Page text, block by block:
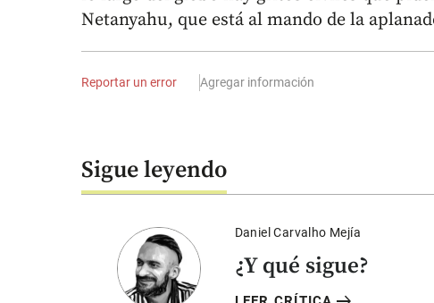
Netanyahu, que está al mando de la
Reportar un error Agregar información
Sigue leyendo
Daniel Carvalho Mejía
¿Y qué sigue?